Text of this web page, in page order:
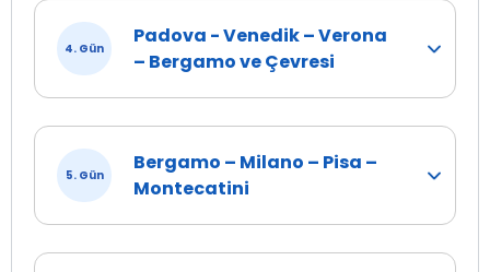
4. Gün
Padova - Venedik – Verona
– Bergamo ve Çevresi
5. Gün
Bergamo – Milano – Pisa –
Montecatini